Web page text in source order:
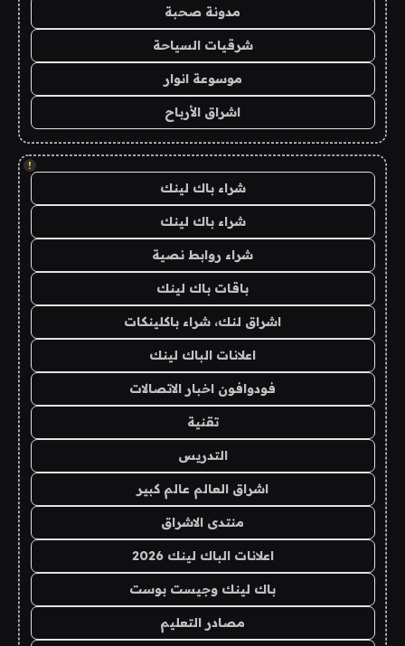
مدونة صحبة
شرقيات السياحة
موسوعة انوار
اشراق الأرباح
!
شراء باك لينك
شراء باك لينك
شراء روابط نصية
باقات باك لينك
اشراق لنك، شراء باكلينكات
اعلانات الباك لينك
فودوافون اخبار الاتصالات
تقنية
التدريس
اشراق العالم عالم كبير
منتدى الاشراق
اعلانات الباك لينك 2026
باك لينك وجيست بوست
مصادر التعليم